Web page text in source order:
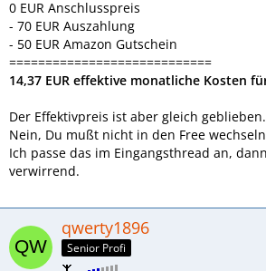
0 EUR Anschlusspreis
- 70 EUR Auszahlung
- 50 EUR Amazon Gutschein
============================
14,37 EUR effektive monatliche Kosten
Der Effektivpreis ist aber gleich geblieben.
Nein, Du mußt nicht in den Free
Ich passe das im Eingangsthread an,
verwirrend.
qwerty1896
Senior Profi